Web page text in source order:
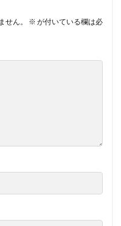
ん。 ※ が付いている欄は必